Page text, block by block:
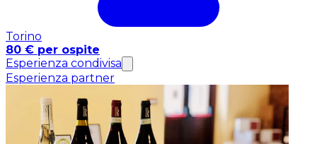
Torino
80 € per ospite
Esperienza condivisa
Esperienza partner